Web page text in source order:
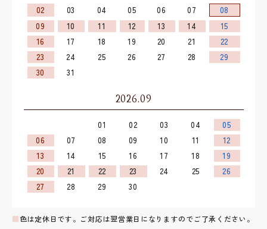
02
03 04 05 06 07
08
09
10 11 12 13 14
15
16
17 18 19 20 21
22
23
24 25 26 27 28
29
30
31
2026.09
01 02 03 04
05
06
07 08 09 10 11
12
13
14 15 16 17 18
19
20
21 22 23 24 25
26
27
28 29 30
■色は定休日です。ご対応は翌営業日になりますのでご了承ください。